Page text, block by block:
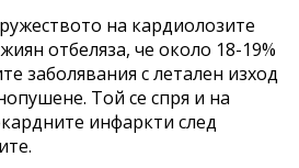
на кардиолозите
отбеляза, че около 18-19%
заболявания с летален изход
Той се спря и на
инфаркти след